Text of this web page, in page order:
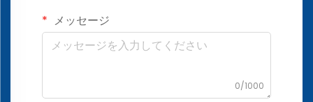
メッセージ
0/1000